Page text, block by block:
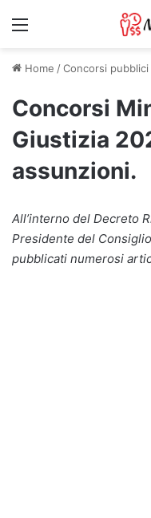
Menu
Home /Concorsi
Concorsi
Giustizia
assunzioni.
All’interno del Decreto
Presidente del
pubblicati numerosi